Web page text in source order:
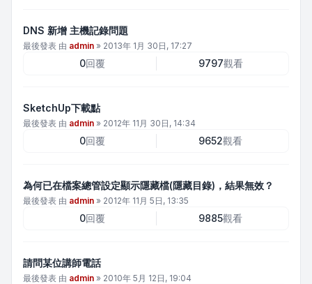
DNS 新增 主機記錄問題
最後發表 由 admin » 2013年 1月 30日, 17:27
0回覆 9797觀看
SketchUp下載點
最後發表 由 admin » 2012年 11月 30日, 14:34
0回覆 9652觀看
為何已在檔案總管設定顯示隱藏檔(隱藏目錄)，結果無效？
最後發表 由 admin » 2012年 11月 5日, 13:35
0回覆 9885觀看
請問某位講師電話
最後發表 由 admin » 2010年 5月 12日, 19:04